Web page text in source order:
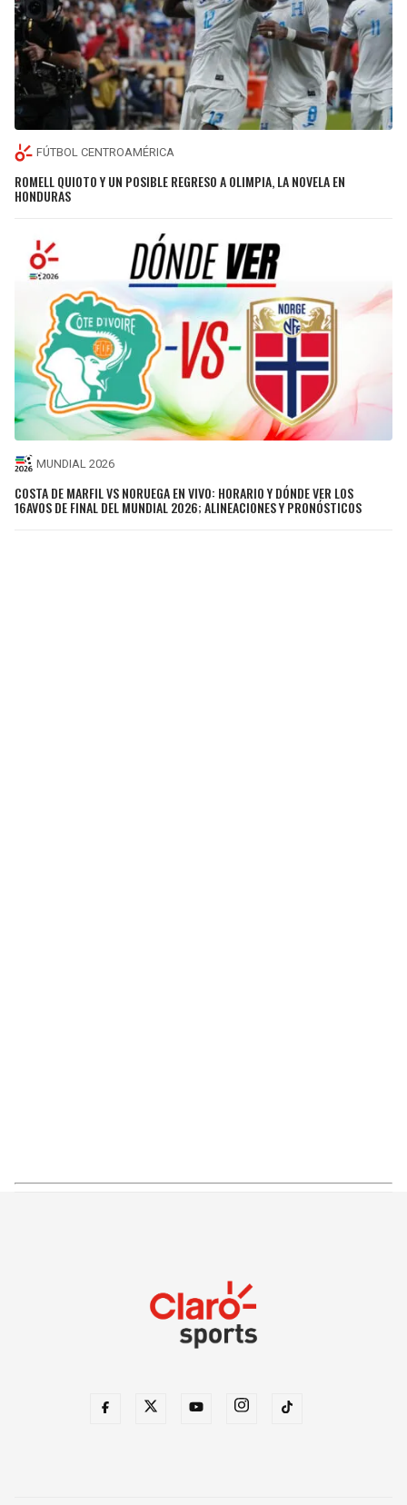
FÚTBOL CENTROAMÉRICA
ROMELL QUIOTO Y UN POSIBLE REGRESO A OLIMPIA, LA NOVELA EN
HONDURAS
MUNDIAL 2026
COSTA DE MARFIL VS NORUEGA EN VIVO: HORARIO Y DÓNDE VER LOS
16AVOS DE FINAL DEL MUNDIAL 2026; ALINEACIONES Y PRONÓSTICOS